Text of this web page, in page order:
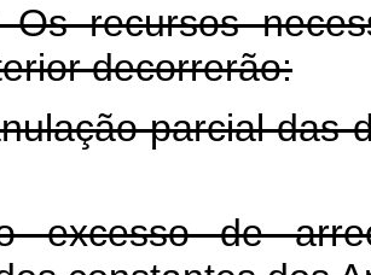
Os recursos
decorrerão:
parcial das
de